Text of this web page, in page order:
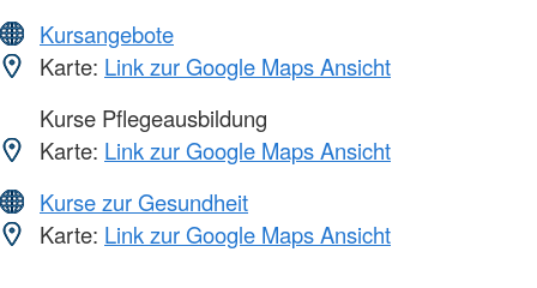
Kursangebote
Karte: Link zur Google Maps Ansicht
Kurse Pflegeausbildung
Karte: Link zur Google Maps Ansicht
Kurse zur Gesundheit
Karte: Link zur Google Maps Ansicht